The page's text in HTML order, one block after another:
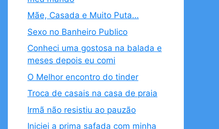
Mãe, Casada e Muito Puta…
Sexo no Banheiro Publico
Conheci uma gostosa na balada e
meses depois eu comi
O Melhor encontro do tinder
Troca de casais na casa de praia
Irmã não resistiu ao pauzão
Iniciei a prima safada com minha